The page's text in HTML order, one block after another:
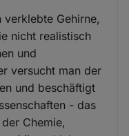
Gehirne,
nicht realistisch
und
versucht man der
und beschäftigt
- das
Chemie,